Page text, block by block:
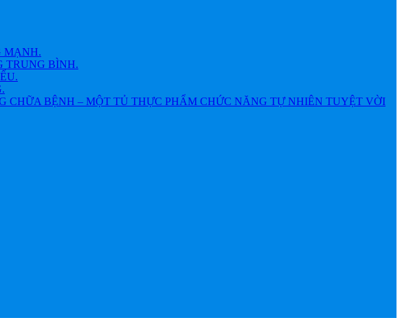
MẠNH.
TRUNG BÌNH.
CHỮA BỆNH – MỘT TỦ THỰC PHẨM CHỨC NĂNG TỰ NHIÊN TUYỆT VỜI